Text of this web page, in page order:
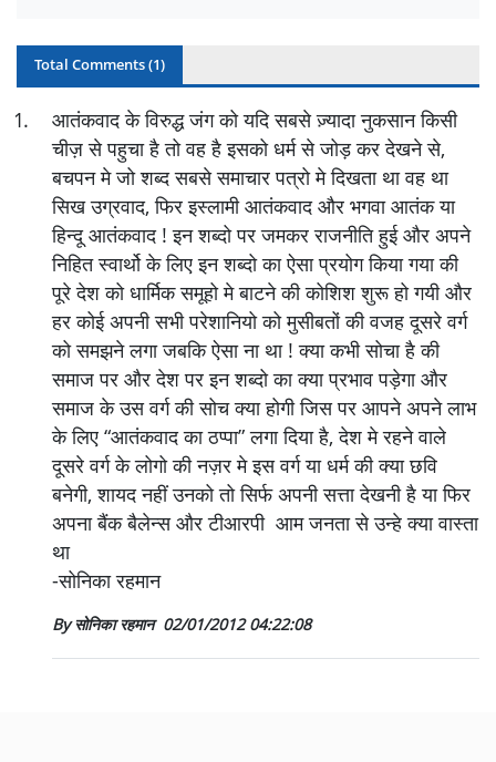
Total Comments (1)
1.
आतंकवाद के विरुद्ध जंग को यदि सबसे ज़्यादा नुकसान किसी
चीज़ से पहुचा है तो वह है इसको धर्म से जोड़ कर देखने से,
बचपन मे जो शब्द सबसे समाचार पत्रो मे दिखता था वह था
सिख उग्रवाद, फिर इस्लामी आतंकवाद और भगवा आतंक या
हिन्दू आतंकवाद ! इन शब्दो पर जमकर राजनीति हुई और अपने
निहित स्वार्थो के लिए इन शब्दो का ऐसा प्रयोग किया गया की
पूरे देश को धार्मिक समूहो मे बाटने की कोशिश शुरू हो गयी और
हर कोई अपनी सभी परेशानियो को मुसीबतों की वजह दूसरे वर्ग
को समझने लगा जबकि ऐसा ना था ! क्या कभी सोचा है की
समाज पर और देश पर इन शब्दो का क्या प्रभाव पड़ेगा और
समाज के उस वर्ग की सोच क्या होगी जिस पर आपने अपने लाभ
के लिए “आतंकवाद का ठप्पा” लगा दिया है, देश मे रहने वाले
दूसरे वर्ग के लोगो की नज़र मे इस वर्ग या धर्म की क्या छवि
बनेगी, शायद नहीं उनको तो सिर्फ अपनी सत्ता देखनी है या फिर
अपना बैंक बैलेन्स और टीआरपी आम जनता से उन्हे क्या वास्ता
था
-सोनिका रहमान
By सोनिका रहमान 02/01/2012 04:22:08